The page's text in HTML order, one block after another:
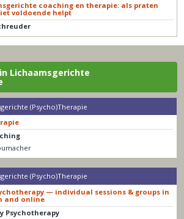
coaching en therapie: als praten
voldoende helpt
Lichaamsgerichte
(Psycho)Therapie
(Psycho)Therapie
— individual sessions & groups in
and online
Psychotherapy